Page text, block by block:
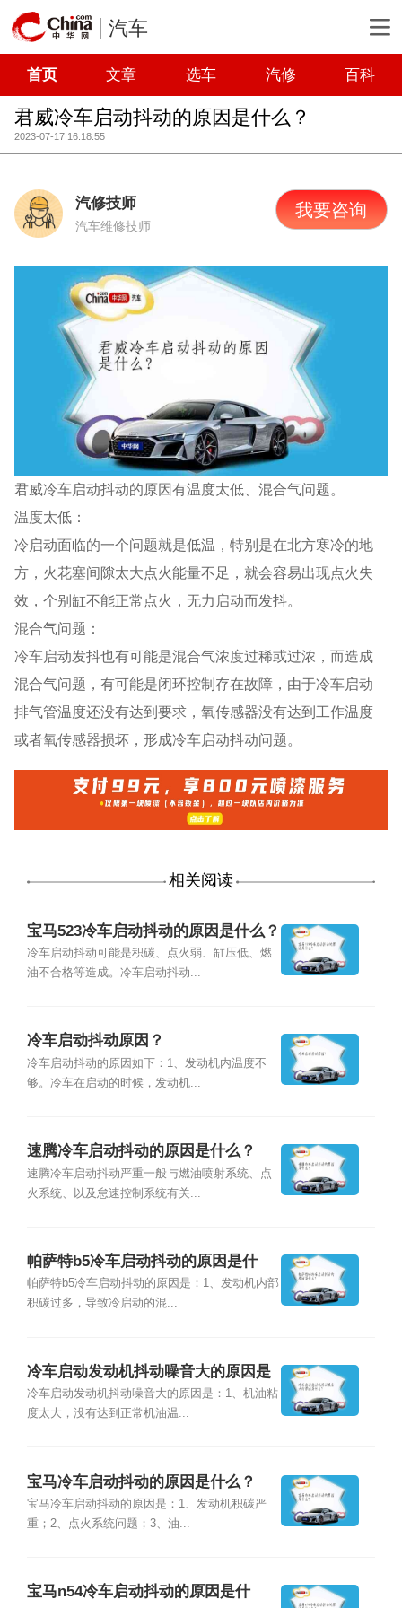
汽车
首页 文章 选车 汽修 百科
君威冷车启动抖动的原因是什么？
2023-07-17 16:18:55
汽修技师
汽车维修技师
我要咨询
君威冷车启动抖动的原因有温度太低、混合气问题。
温度太低：
冷启动面临的一个问题就是低温，特别是在北方寒冷的地
方，火花塞间隙太大点火能量不足，就会容易出现点火失
效，个别缸不能正常点火，无力启动而发抖。
混合气问题：
冷车启动发抖也有可能是混合气浓度过稀或过浓，而造成
混合气问题，有可能是闭环控制存在故障，由于冷车启动
排气管温度还没有达到要求，氧传感器没有达到工作温度
或者氧传感器损坏，形成冷车启动抖动问题。
相关阅读
宝马523冷车启动抖动的原因是什么？
冷车启动抖动可能是积碳、点火弱、缸压低、燃
油不合格等造成。冷车启动抖动...
冷车启动抖动原因？
冷车启动抖动的原因如下：1、发动机内温度不
够。冷车在启动的时候，发动机...
速腾冷车启动抖动的原因是什么？
速腾冷车启动抖动严重一般与燃油喷射系统、点
火系统、以及怠速控制系统有关...
帕萨特b5冷车启动抖动的原因是什
么？
帕萨特b5冷车启动抖动的原因是：1、发动机内部
积碳过多，导致冷启动的混...
冷车启动发动机抖动噪音大的原因是
什么？
冷车启动发动机抖动噪音大的原因是：1、机油粘
度太大，没有达到正常机油温...
宝马冷车启动抖动的原因是什么？
宝马冷车启动抖动的原因是：1、发动机积碳严
重；2、点火系统问题；3、油...
宝马n54冷车启动抖动的原因是什